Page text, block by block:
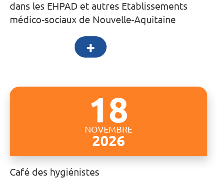
dans les EHPAD et autres Etablissements
médico-sociaux de Nouvelle-Aquitaine
+
18
NOVEMBRE
2026
Café des hygiénistes